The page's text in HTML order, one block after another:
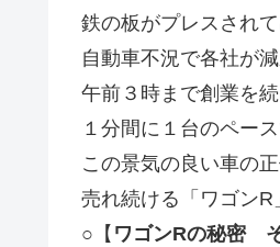
鉄の板がプレスされ
自動車不況で各社が
午前３時まで創業を続
１分間に１台のペー
この景気の良い車の
売れ続ける「ワゴン
○【 ワゴンRの秘密